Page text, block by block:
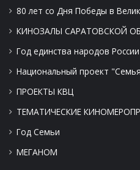
80 лет со Дня Победы в
КИНОЗАЛЫ САРАТОВСКОЙ
Год единства народов России
Национальный проект
ПРОЕКТЫ КВЦ
ТЕМАТИЧЕСКИЕ
Год Семьи
МЕГАНОМ